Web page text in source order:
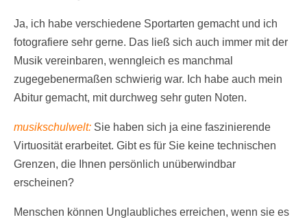
Ja, ich habe verschiedene Sportarten gemacht und ich
fotografiere sehr gerne. Das ließ sich auch immer mit der
Musik vereinbaren, wenngleich es manchmal
zugegebenermaßen schwierig war. Ich habe auch mein
Abitur gemacht, mit durchweg sehr guten Noten.
musikschulwelt: Sie haben sich ja eine faszinierende
Virtuosität erarbeitet. Gibt es für Sie keine technischen
Grenzen, die Ihnen persönlich unüberwindbar
erscheinen?
Menschen können Unglaubliches erreichen, wenn sie es